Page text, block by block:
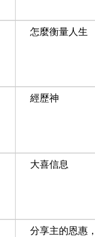
怎麼衡量人生
經歷神
大喜信息
分享主的恩惠，